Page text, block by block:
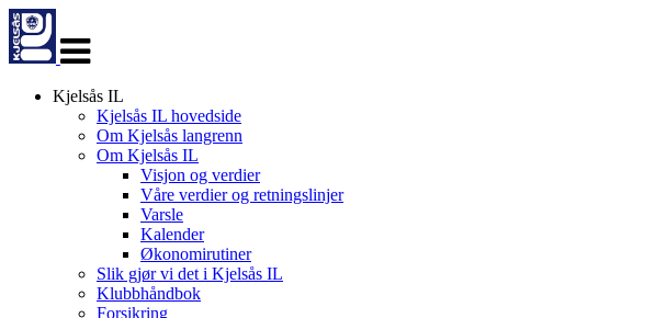
navigasjon
Kjelsås IL
Kjelsås IL hovedside
Om Kjelsås langrenn
Om Kjelsås IL
Visjon og verdier
Våre verdier og retningslinjer
Varsle
Kalender
Økonomirutiner
Slik gjør vi det i Kjelsås IL
Klubbhåndbok
Forsikring